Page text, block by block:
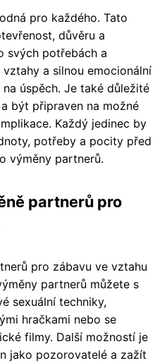
pro každého. Tato
důvěru a
svých potřebách a
a silnou emocionální
úspěch. Je také důležité
být připraven na možné
Každý jedinec by
potřeby a pocity před
výměny partnerů.
partnerů pro
pro zábavu ve vztahu
partnerů můžete s
sexuální techniky,
hračkami nebo se
filmy. Další možností je
jako pozorovatelé a zažít